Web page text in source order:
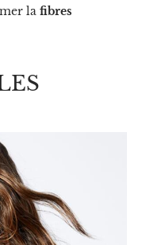
la fibres